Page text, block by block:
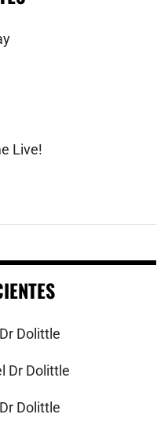
Live!
Dolittle
Dr Dolittle
Dolittle